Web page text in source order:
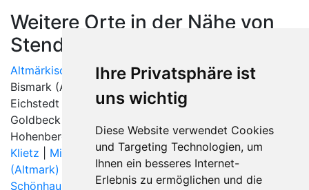
Ihre Privatsphäre ist
uns wichtig
Diese Website verwendet Cookies
und Targeting Technologien, um
Ihnen ein besseres Internet-
Erlebnis zu ermöglichen und die
Weitere Orte in der Nähe von
Stendal
Altmärkische Höhe|Arendsee (Altmark)| Arneburg |
Bismark (Altmark) |
Burgstall bei Tangerhütte
Eichstedt (Altmark) | Elbe-Parey |
Goldbeck (Altmark) |
Hohenberg-Krusemark | Iden | Jerichow| Kamern |
Klietz
Milower Land |Nennhausen|Osterburg
(Altmark) | Rochau |Sandau (Elbe) | Schollene |
Schönhausen (Elbe)|Stendal|Tangerhütte|